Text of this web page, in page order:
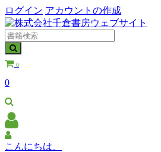
ログイン アカウントの作成
0
0
こんにちは、